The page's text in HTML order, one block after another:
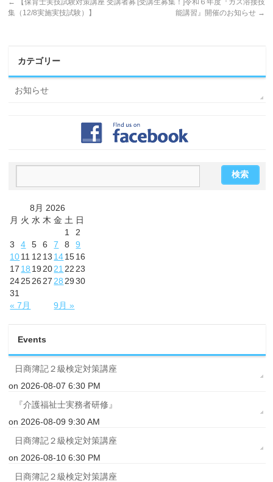
←
【保育士実技試験対策講座 受講者募
集（12/8実施実技試験）】
[受講生募集！]令和６年度『ガス溶接技
能講習』開催のお知らせ →
カテゴリー
お知らせ
8月 2026
月 火 水 木 金 土 日
« 7月 9月 »
1
2
3
4 5 6 7 8
9
1011 12 13 141516
17 18 19 2021 22 23
242526 27 28 29 30
31
Events
日商簿記２級検定対策講座
on 2026-08-07 6:30 PM
『介護福祉士実務者研修』
on 2026-08-09 9:30 AM
日商簿記２級検定対策講座
on 2026-08-10 6:30 PM
日商簿記２級検定対策講座